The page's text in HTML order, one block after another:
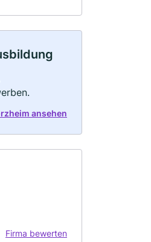
ansehen
Firma bewerten